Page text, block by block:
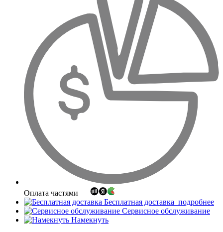
Оплата частями
Бесплатная доставка подробнее
Сервисное обслуживание
Намекнуть